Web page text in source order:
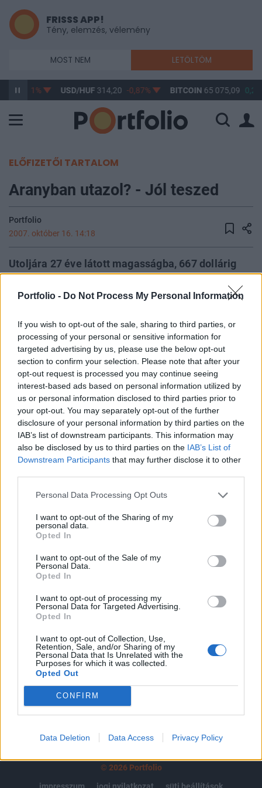
Portfolio - Do Not Process My Personal Information
If you wish to opt-out of the sale, sharing to third parties, or
processing of your personal or sensitive information for
targeted advertising by us, please use the below opt-out
section to confirm your selection. Please note that after your
opt-out request is processed you may continue seeing
interest-based ads based on personal information utilized by
us or personal information disclosed to third parties prior to
your opt-out. You may separately opt-out of the further
disclosure of your personal information by third parties on the
IAB’s list of downstream participants. This information may
also be disclosed by us to third parties on the IAB’s List of
Downstream Participants that may further disclose it to other
Personal Data Processing Opt Outs
I want to opt-out of the Sharing of my
personal data.
Opted In
I want to opt-out of the Sale of my
Personal Data.
Opted In
I want to opt-out of processing my
Personal Data for Targeted Advertising.
Opted In
I want to opt-out of Collection, Use,
Retention, Sale, and/or Sharing of my
Personal Data that Is Unrelated with the
Purposes for which it was collected.
Opted Out
CONFIRM
Data Deletion Data Access Privacy Policy
FRISSS APP!
Tény, elemzés, vélemény
MOST NEM LETÖLTÖM
-0,61% USD/HUF 314,20 -0,87% BITCOIN 65 075,09
ELŐFIZETŐI TARTALOM
Aranyban utazol? - Jól teszed
Portfolio
2007. október 16. 14:18
Utoljára 27 éve látott magasságba, 667 dollárig
árfolyama, mely mostanra tegnapi záróértékéig
emelkedésében a befektetési alapok felől érkező
pénztömegek játszák a főszerepet.
Az arany árfolyamának emelkedésében az játszik jelentős
szerepet, hogy az arany ETF-ek iránti befektetői kereslet
megnőtt, így azok nagyobb keresletet támasztanak az
arany iránt. Az arany árának emelkedésében a dollár
elmnúlt időszaki gyengülésén túl az olajár emelkedése,
csúcstörése is szerepet játszik felhajtó tényezőként. A
Bloomberg által megkérdezett Dennis...
KEDVES OLVASÓNK!
tartozik, melynek olvasása előfizetéses
regisztrációhoz kötött.
Az előfizetés a következőket tartalmazza:
Portfolio.hu teljes cikkarchívum
kötéslistái
MÁR ELŐFIZETŐNK VAGY?
© 2026 Portfolio
impresszum
jogi nyilatkozat süti beállítások